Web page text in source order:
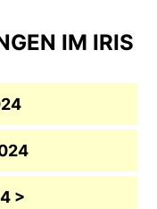
IM IRIS
>